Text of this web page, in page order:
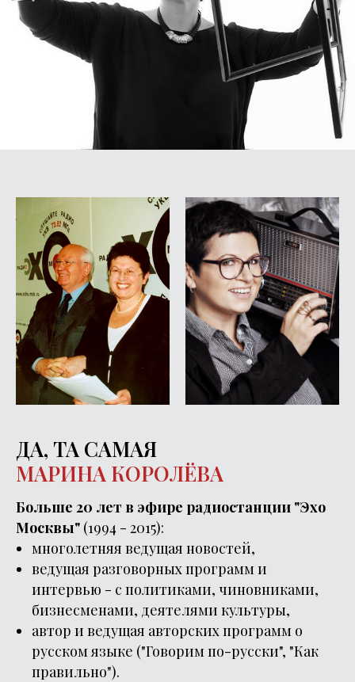
ДА, ТА САМАЯ
МАРИНА КОРОЛЁВА
Больше 20 лет в эфире радиостанции "Эхо
Москвы" (1994 - 2015):
многолетняя ведущая новостей,
ведущая разговорных программ и
интервью - с политиками, чиновниками,
бизнесменами, деятелями культуры,
автор и ведущая авторских программ о
русском языке ("Говорим по-русски", "Как
правильно").